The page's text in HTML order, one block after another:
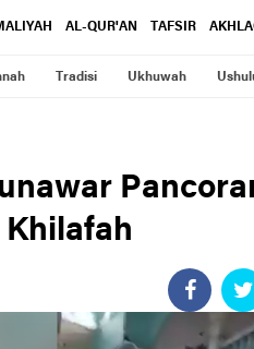
AL-QUR'AN TAFSIR
Tradisi Ukhuwah